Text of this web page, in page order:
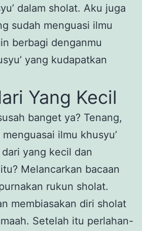
dalam sholat. Aku juga
sudah menguasi ilmu
berbagi denganmu
yang kudapatkan
Yang Kecil
banget ya? Tenang,
ilmu khusyu’
yang kecil dan
Melancarkan bacaan
rukun sholat.
membiasakan diri sholat
Setelah itu perlahan-